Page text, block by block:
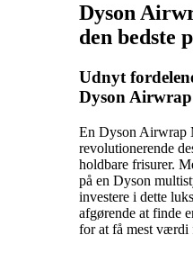
Dyson
den bedste
Udnyt
Dyson
En Dyson Airwrap
revolutionerende
holdbare frisurer.
på en Dyson
investere i dette
afgørende at finde
for at få mest værdi